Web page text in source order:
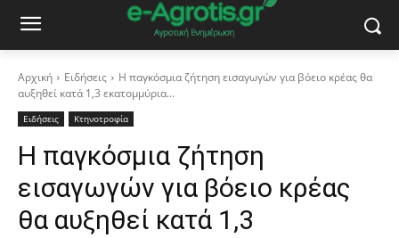
Αρχική Ειδήσεις
Η παγκόσμια ζήτηση εισαγωγών για βόειο κρέας θα
αυξηθεί κατά 1,3 εκατομμύρια...
Ειδήσεις Κτηνοτροφία
Η παγκόσμια ζήτηση
εισαγωγών για βόειο κρέας
θα αυξηθεί κατά 1,3